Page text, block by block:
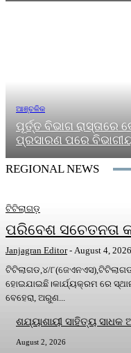
ଆଞ୍ଚଳିକ
ପୂର୍ତ୍ତ ବିଭାଗ
ପ୍ରସାରଣ ପରେ ବିଭାଗୀୟ
REGIONAL NEWS
ଟିଟିଲାଗଡ଼
ପରିବେଶ ସଚେତନତା
Janjagran Editor - August 4, 2026
ଟିଟିଲାଗଡ,୪/
ହୋଇଯାଇଛି।କାର୍ଯ୍ୟକ୍ରମ ରେ
ବେହେରା, ଅରୁଣ...
ଶଯ୍ୟାଶାୟୀ ସାହିତ୍ୟ
August 2, 2026